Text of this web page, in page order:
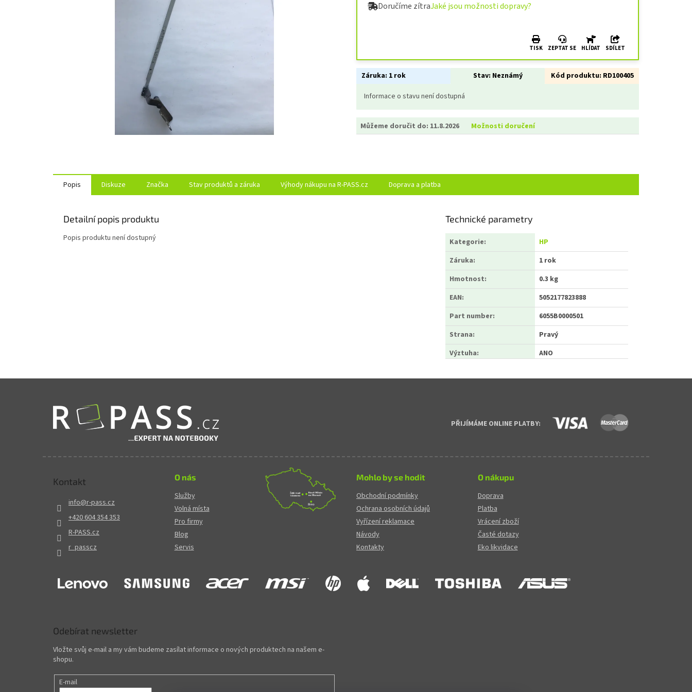
Doručíme zítraJaké jsou možnosti dopravy?
TISK ZEPTAT SE HLÍDAT SDÍLET
Záruka: 1 rok Stav: Neznámý Kód produktu: RD100405
Informace o stavu není dostupná
Můžeme doručit do: 11.8.2026 Možnosti doručení
Popis Diskuze Značka Stav produktů a záruka Výhody nákupu na R-PASS.cz Doprava a platba
Detailní popis produktu
Popis produktu není dostupný
Technické parametry
Kategorie:
HP
Záruka:
1 rok
Hmotnost:
0.3 kg
EAN:
5052177823888
Part number:
6055B0000501
Strana:
Pravý
Výztuha: ANO
PŘIJÍMÁME ONLINE PLATBY:
Kontakt
info@r-pass.cz
+420 604 354 353
R-PASS.cz
r_passcz
O nás
Služby
Volná místa
Pro firmy
Blog
Servis
Mohlo by se hodit
Obchodní podmínky
Ochrana osobních údajů
Vyřízení reklamace
Návody
Kontakty
O nákupu
Doprava
Platba
Vrácení zboží
Časté dotazy
Eko likvidace
Odebírat newsletter
Vložte svůj e-mail a my vám budeme zasílat informace o nových produktech na našem e-
shopu.
E-mail